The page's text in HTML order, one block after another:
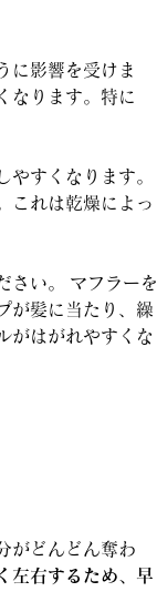
に影響を受けま
なります。特に
すくなります。
これは乾燥によっ
さい。 マフラーを
が髪に当たり、繰
がはがれやすくな
がどんどん奪わ
左右するため、早